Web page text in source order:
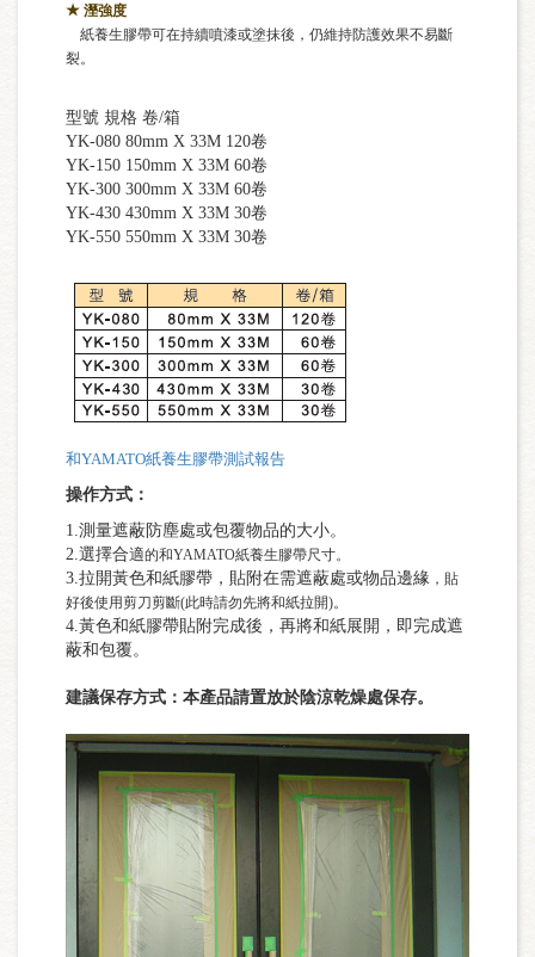
★ 溼強度
紙養生膠帶可在持續噴漆或塗抹後，仍維持防護效果不易斷
裂。
型號 規格 卷/箱
YK-080 80mm X 33M 120卷
YK-150 150mm X 33M 60卷
YK-300 300mm X 33M 60卷
YK-430 430mm X 33M 30卷
YK-550 550mm X 33M 30卷
和YAMATO紙養生膠帶測試報告
操作方式：
1.測量遮蔽防塵處或包覆物品的大小。
2.選擇合適的和YAMATO紙養生膠帶尺寸。
3.拉開黃色和紙膠帶，貼附在需遮蔽處或物品邊緣 ，貼
好後使用剪刀剪斷(此時請勿先將和紙拉開)。
4.黃色和紙膠帶貼附完成後，再將和紙展開，即完成遮
蔽和包覆。
建議保存方式：本產品請置放於陰涼乾燥處保存。